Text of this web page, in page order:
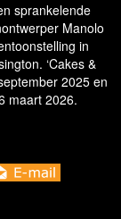
sprankelende
Manolo
in
‘Cakes &
2025 en
maart 2026.